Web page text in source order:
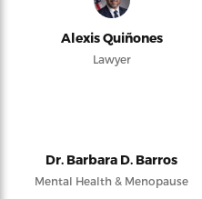
Alexis Quiñones
Lawyer
Dr. Barbara D. Barros
Mental Health & Menopause